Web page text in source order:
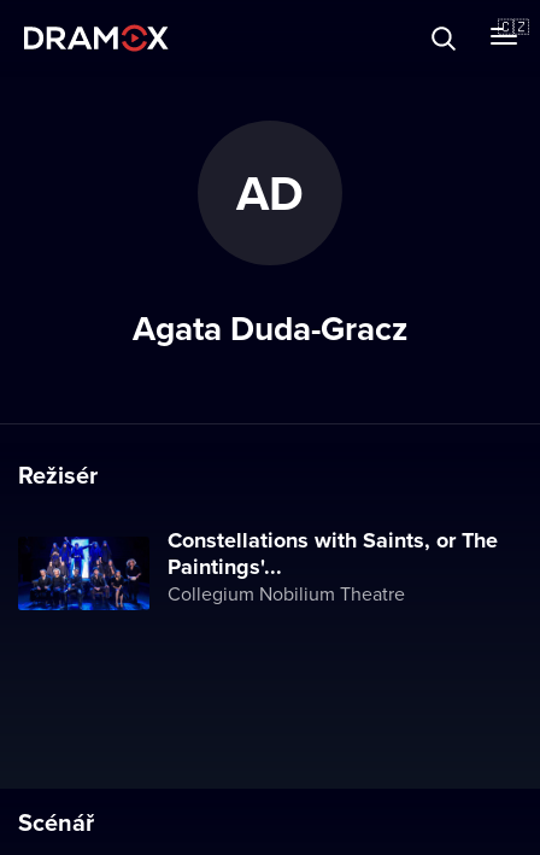
🇨🇿
AD
Agata Duda-Gracz
Režisér
Constellations with Saints, or The
Paintings'...
Collegium Nobilium Theatre
Scénář